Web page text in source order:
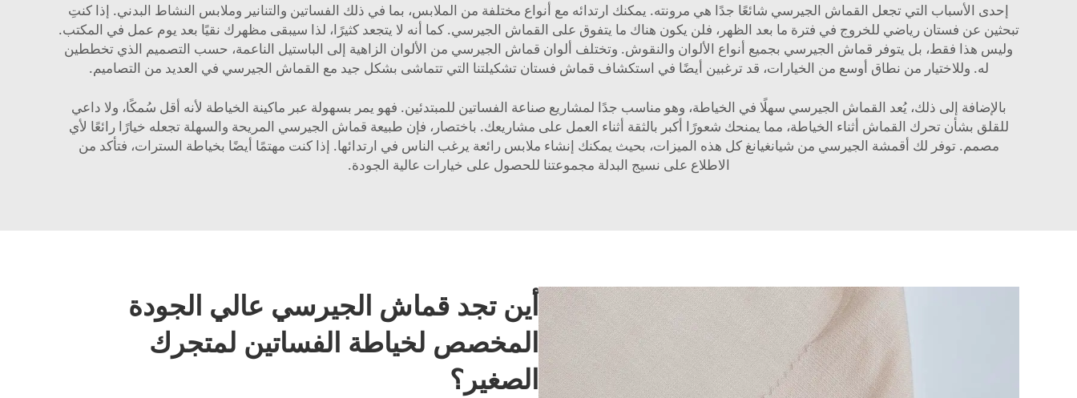
إحدى الأسباب التي تجعل القماش الجيرسي شائعًا جدًا هي مرونته. يمكنك ارتدائه مع أنواع مختلفة من الملابس، بما في ذلك الفساتين والتنانير وملابس النشاط البدني. إذا كنتِ
تبحثين عن فستان رياضي للخروج في فترة ما بعد الظهر، فلن يكون هناك ما يتفوق على القماش الجيرسي. كما أنه لا يتجعد كثيرًا، لذا سيبقى مظهرك نقيًا بعد يوم عمل في المكتب.
وليس هذا فقط، بل يتوفر قماش الجيرسي بجميع أنواع الألوان والنقوش. وتختلف ألوان قماش الجيرسي من الألوان الزاهية إلى الباستيل الناعمة، حسب التصميم الذي تخططين
له. وللاختيار من نطاق أوسع من الخيارات، قد ترغبين أيضًا في استكشاف قماش فستان تشكيلتنا التي تتماشى بشكل جيد مع القماش الجيرسي في العديد من التصاميم.
بالإضافة إلى ذلك، يُعد القماش الجيرسي سهلًا في الخياطة، وهو مناسب جدًا لمشاريع صناعة الفساتين للمبتدئين. فهو يمر بسهولة عبر ماكينة الخياطة لأنه أقل سُمكًا، ولا داعي
للقلق بشأن تحرك القماش أثناء الخياطة، مما يمنحك شعورًا أكبر بالثقة أثناء العمل على مشاريعك. باختصار، فإن طبيعة قماش الجيرسي المريحة والسهلة تجعله خيارًا رائعًا لأي
مصمم. توفر لك أقمشة الجيرسي من شيانغيانغ كل هذه الميزات، بحيث يمكنك إنشاء ملابس رائعة يرغب الناس في ارتدائها. إذا كنت مهتمًا أيضًا بخياطة السترات، فتأكد من
الاطلاع على نسيج البدلة مجموعتنا للحصول على خيارات عالية الجودة.
أين تجد قماش الجيرسي عالي الجودة
المخصص لخياطة الفساتين لمتجرك
الصغير؟